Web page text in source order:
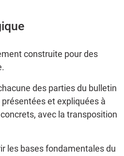
construite pour des
des parties du bulletin
et expliquées à
avec la transposition
les bases fondamentales du